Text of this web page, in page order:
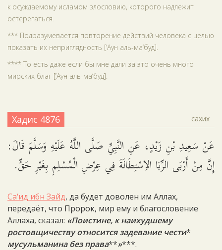
к осуждаемому исламом злословию, которого надлежит
остерегаться.
*** Подразумевается повторение действий человека с целью
показать их неприглядность [‘Аун аль-ма‘буд].
**** То есть даже если бы мне дали за это очень много
мирских благ [‘Аун аль-ма‘буд].
Хадис 4876 сахих
عَنْ سَعِيدِ بْنِ زَيْدٍ، عَنِ النَّبِيِّ صَلَّى اللَّهُ عَلَيْهِ وَسَلَّمَ قَالَ:
إِنَّ مِنْ أَرْبَى الرِّبَا الاِسْتِطَالَةَ فِي عِرْضِ الْمُسْلِمِ بِغَيْرِ حَقٍّ.
Са‘ид ибн Зайд, да будет доволен им Аллах,
передаёт, что Пророк, мир ему и благословение
Аллаха, сказал: «Поистине, к наихудшему
ростовщичеству относится задевание чести*
мусульманина без права**»***.